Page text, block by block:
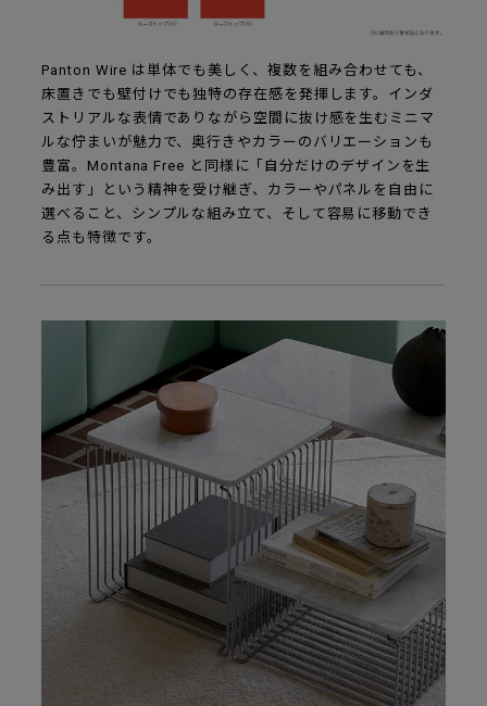
Panton Wire は単体でも美しく、複数を組み合わせても、
床置きでも壁付けでも独特の存在感を発揮します。インダ
ストリアルな表情でありながら空間に抜け感を生むミニマ
ルな佇まいが魅力で、奥行きやカラーのバリエーションも
豊富。Montana Free と同様に「自分だけのデザインを生
み出す」という精神を受け継ぎ、カラーやパネルを自由に
選べること、シンプルな組み立て、そして容易に移動でき
る点も特徴です。